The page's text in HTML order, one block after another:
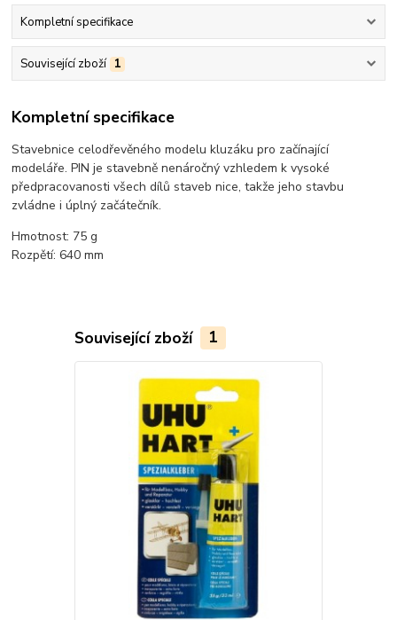
Kompletní specifikace
Související zboží 1
Kompletní specifikace
Stavebnice celodřevěného modelu kluzáku pro začínající
modeláře. PIN je stavebně nenáročný vzhledem k vysoké
předpracovanosti všech dílů staveb nice, takže jeho stavbu
zvládne i úplný začátečník.
Hmotnost: 75 g
Rozpětí: 640 mm
Související zboží 1